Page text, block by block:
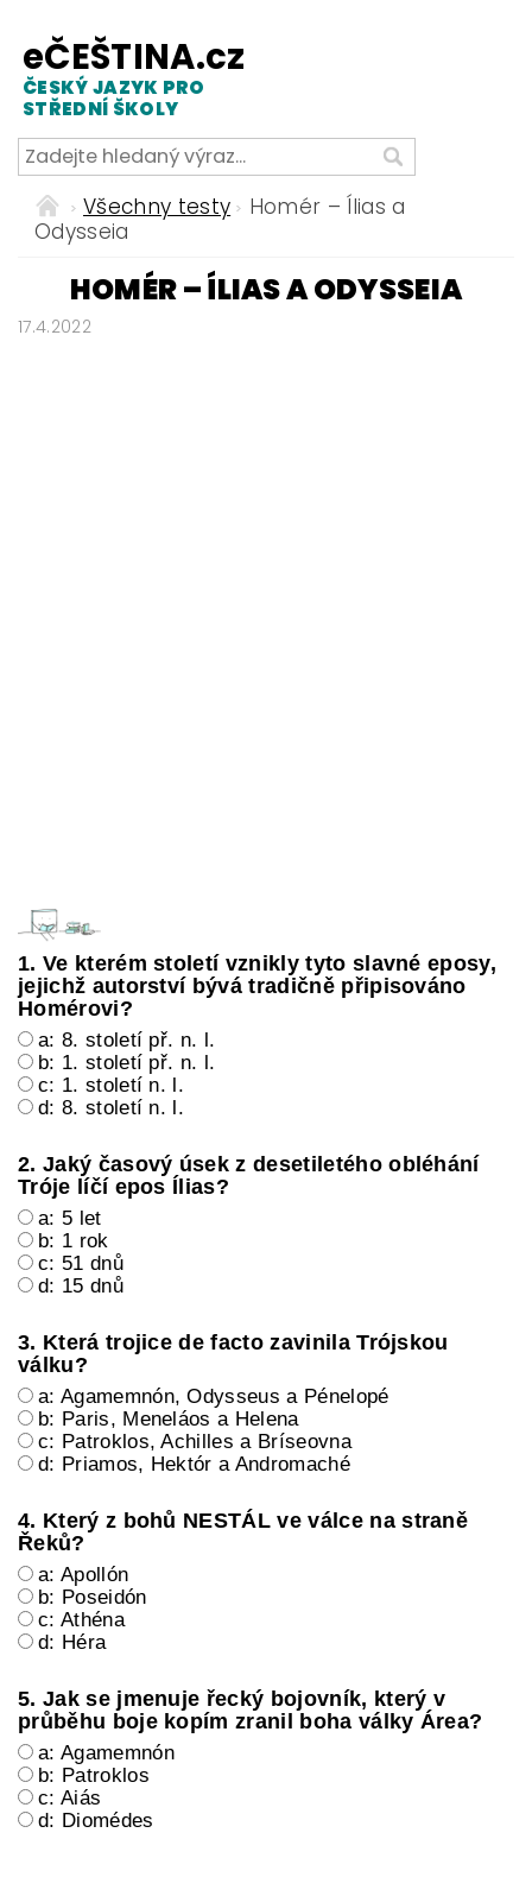
eČEŠTINA.cz
ČESKÝ JAZYK PRO
STŘEDNÍ ŠKOLY
Všechny testy
Homér – Ílias a
Odysseia
HOMÉR – ÍLIAS A ODYSSEIA
17.4.2022
1. Ve kterém století vznikly tyto slavné eposy,
jejichž autorství bývá tradičně připisováno
Homérovi?
a: 8. století př. n. l.
b: 1. století př. n. l.
c: 1. století n. l.
d: 8. století n. l.
2. Jaký časový úsek z desetiletého obléhání
Tróje líčí epos Ílias?
a: 5 let
b: 1 rok
c: 51 dnů
d: 15 dnů
3. Která trojice de facto zavinila Trójskou
válku?
a: Agamemnón, Odysseus a Pénelopé
b: Paris, Meneláos a Helena
c: Patroklos, Achilles a Bríseovna
d: Priamos, Hektór a Andromaché
4. Který z bohů NESTÁL ve válce na straně
Řeků?
a: Apollón
b: Poseidón
c: Athéna
d: Héra
5. Jak se jmenuje řecký bojovník, který v
průběhu boje kopím zranil boha války Área?
a: Agamemnón
b: Patroklos
c: Aiás
d: Diomédes